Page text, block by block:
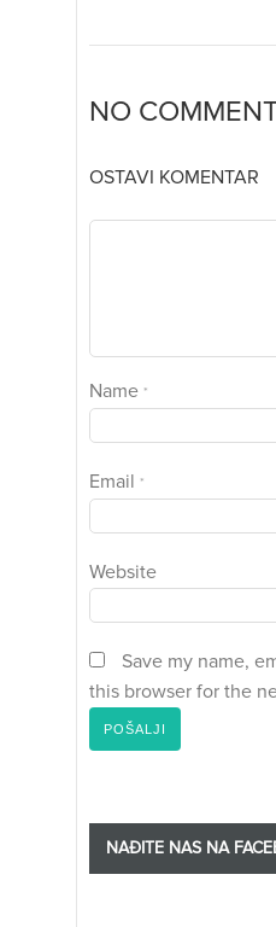
NO
OSTAVI KOMENTAR
Name *
Email *
Website
Save my name,
this browser for the
NAĐITE NAS NA